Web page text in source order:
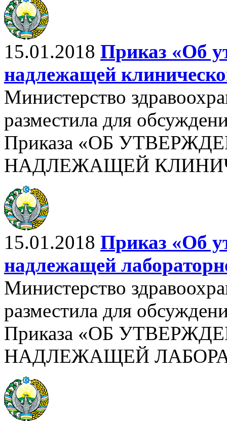
15.01.2018 Приказ «Об
надлежащей
Министерство
разместила для
Приказа «ОБ
НАДЛЕЖАЩЕЙ
15.01.2018 Приказ «Об
надлежащей
Министерство
разместила для
Приказа «ОБ
НАДЛЕЖАЩЕЙ